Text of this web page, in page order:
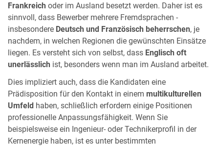
Frankreich oder im Ausland besetzt werden. Daher ist es
sinnvoll, dass Bewerber mehrere Fremdsprachen -
insbesondere Deutsch und Französisch beherrschen, je
nachdem, in welchen Regionen die gewünschten Einsätze
liegen. Es versteht sich von selbst, dass Englisch oft
unerlässlich ist, besonders wenn man im Ausland arbeitet.
Dies impliziert auch, dass die Kandidaten eine
Prädisposition für den Kontakt in einem multikulturellen
Umfeld haben, schließlich erfordern einige Positionen
professionelle Anpassungsfähigkeit. Wenn Sie
beispielsweise ein Ingenieur- oder Technikerprofil in der
Kernenergie haben, ist es unter bestimmten